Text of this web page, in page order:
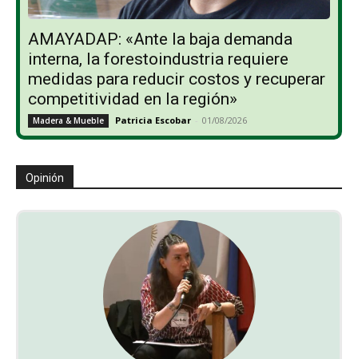
AMAYADAP: «Ante la baja demanda
interna, la forestoindustria requiere
medidas para reducir costos y recuperar
competitividad en la región»
Madera & Mueble Patricia Escobar - 01/08/2026
Opinión